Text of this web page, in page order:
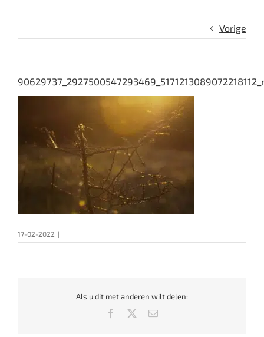
Vorige
17-02-2022 |
Als u dit met anderen wilt delen:
Facebook
E-